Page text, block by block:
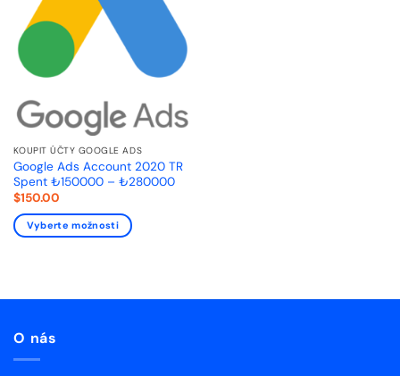
KOUPIT ÚČTY GOOGLE ADS
Google Ads Account 2020 TR
Spent ₺150000 – ₺280000
$150.00
Vyberte možnosti
O nás